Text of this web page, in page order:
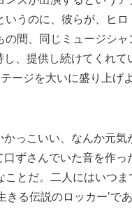
うのに、彼らが、ヒ
間、同じミュージシャ
、提供し続けてくれて
ージを大いに盛り上げ
っこいい、なんか元気
ずさんでいた音を作っ
とだ。二人にはいつ
る伝説のロッカー’で